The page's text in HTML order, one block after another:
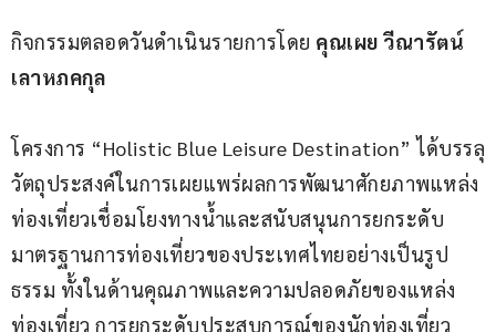
กิจกรรมตลอดวันดำเนินรายการโดย คุณเผย วีณารัตน์
เลาหภคกุล
โครงการ “Holistic Blue Leisure Destination” ได้บรรลุ
วัตถุประสงค์ในการเผยแพร่ผลการพัฒนาศักยภาพแหล่ง
ท่องเที่ยวเชื่อมโยงทางน้ำและสนับสนุนการยกระดับ
มาตรฐานการท่องเที่ยวของประเทศไทยอย่างเป็นรูป
ธรรม ทั้งในด้านคุณภาพและความปลอดภัยของแหล่ง
ท่องเที่ยว การยกระดับประสบการณ์ของนักท่องเที่ยว